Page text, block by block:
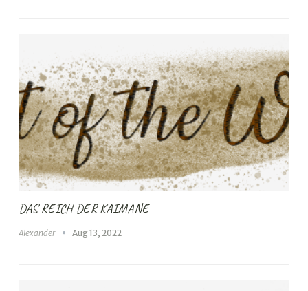
DAS REICH DER KAIMANE
Alexander Aug 13, 2022